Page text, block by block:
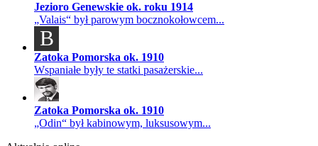
Jezioro Genewskie ok. roku 1914
„Valais“ był parowym bocznokołowcem...
B
Zatoka Pomorska ok. 1910
Wspaniałe były te statki pasażerskie...
Zatoka Pomorska ok. 1910
„Odin“ był kabinowym, luksusowym...